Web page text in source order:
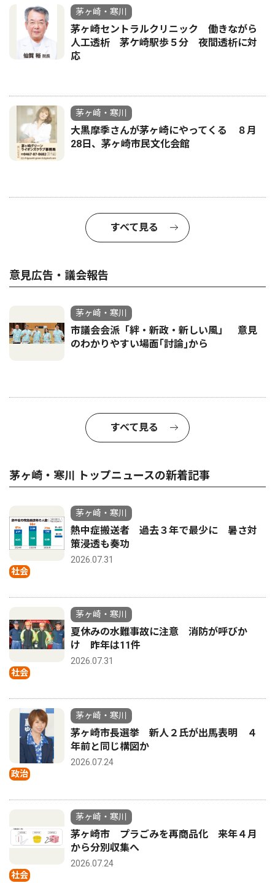
茅ヶ崎・寒川
茅ヶ崎セントラルクリニック 働きながら
人工透析 茅ケ崎駅歩５分 夜間透析に対
応
茅ヶ崎・寒川
大黒摩季さんが茅ヶ崎にやってくる ８月
28日、茅ヶ崎市民文化会館
すべて見る
意見広告・議会報告
茅ヶ崎・寒川
市議会会派「絆・新政・新しい風」 意見
のわかりやすい場面｢討論｣から
すべて見る
茅ヶ崎・寒川 トップニュースの新着記事
社会
茅ヶ崎・寒川
熱中症搬送者 過去３年で最少に 暑さ対
策浸透も奏功
2026.07.31
社会
茅ヶ崎・寒川
夏休みの水難事故に注意 消防が呼びか
け 昨年は11件
2026.07.31
政治
茅ヶ崎・寒川
茅ヶ崎市長選挙 新人２氏が出馬表明 ４
年前と同じ構図か
2026.07.24
社会
茅ヶ崎・寒川
茅ヶ崎市 プラごみを再商品化 来年４月
から分別収集へ
2026.07.24